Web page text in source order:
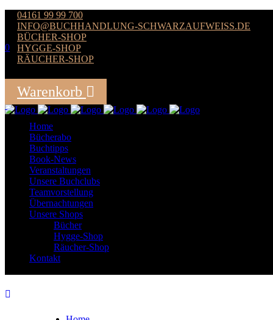
04161 99 99 700
INFO@BUCHHANDLUNG-SCHWARZAUFWEISS.DE
BÜCHER-SHOP
HYGGE-SHOP
RÄUCHER-SHOP
0
Warenkorb
Home
Bücherabo
Buchtipps
Book-News
Veranstaltungen
Unsere Buchclubs
Teamvorstellung
Übernachtungen
Unsere Shops
Bücher
Hygge-Shop
Räucher-Shop
Kontakt